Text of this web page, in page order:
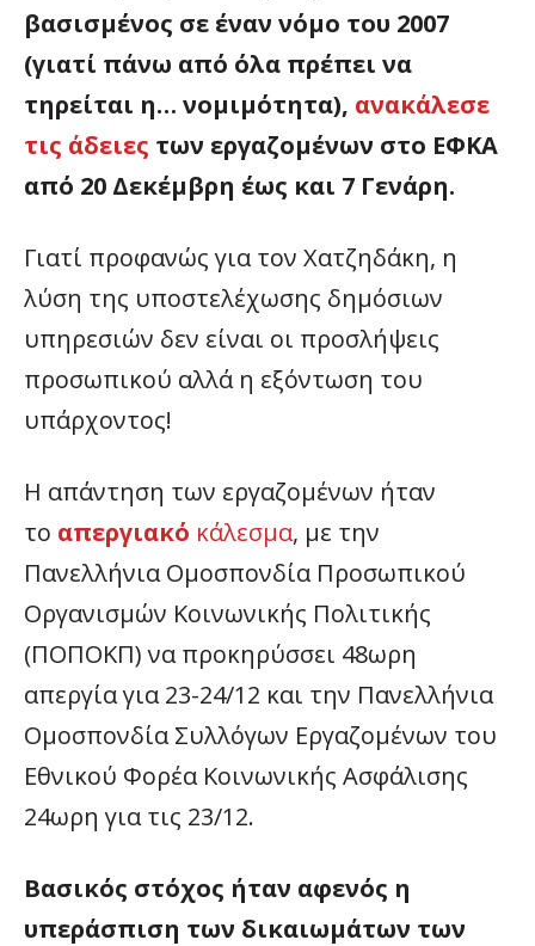
βασισμένος σε έναν νόμο του 2007
(γιατί πάνω από όλα πρέπει να
τηρείται η… νομιμότητα), ανακάλεσε
τις άδειες των εργαζομένων στο ΕΦΚΑ
από 20 Δεκέμβρη έως και 7 Γενάρη.
Γιατί προφανώς για τον Χατζηδάκη, η
λύση της υποστελέχωσης δημόσιων
υπηρεσιών δεν είναι οι προσλήψεις
προσωπικού αλλά η εξόντωση του
υπάρχοντος!
Η απάντηση των εργαζομένων ήταν
το απεργιακό κάλεσμα, με την
Πανελλήνια Ομοσπονδία Προσωπικού
Οργανισμών Κοινωνικής Πολιτικής
(ΠΟΠΟΚΠ) να προκηρύσσει 48ωρη
απεργία για 23-24/12 και την Πανελλήνια
Ομοσπονδία Συλλόγων Εργαζομένων του
Εθνικού Φορέα Κοινωνικής Ασφάλισης
24ωρη για τις 23/12.
Βασικός στόχος ήταν αφενός η
υπεράσπιση των δικαιωμάτων των